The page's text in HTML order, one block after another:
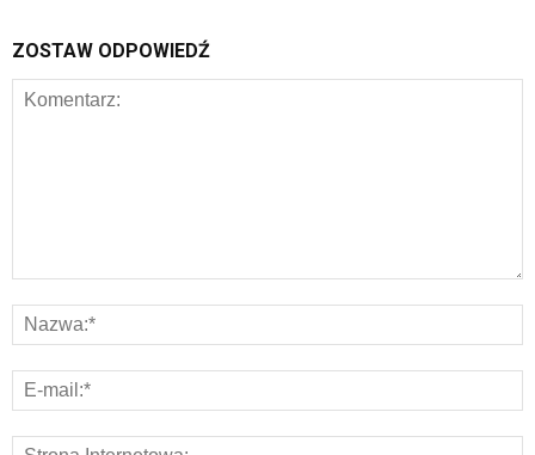
ZOSTAW ODPOWIEDŹ